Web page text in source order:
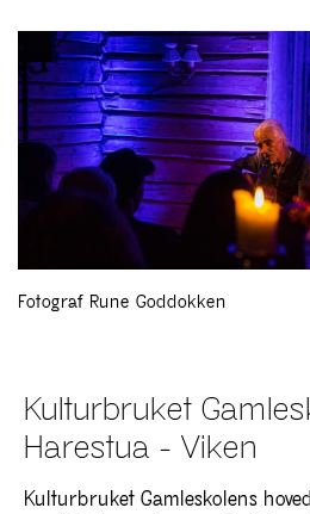
Fotograf Rune Goddokken
Kulturbruket
Harestua - Viken
Kulturbruket Gamleskolens